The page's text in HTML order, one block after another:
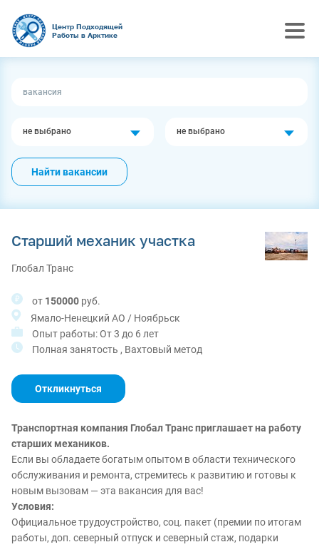
Центр Подходящей
Работы в Арктике
не выбрано не выбрано
Найти вакансии
Старший механик участка
Глобал Транс
от 150000 руб.
Ямало-Ненецкий АО / Ноябрьск
Опыт работы: От 3 до 6 лет
Полная занятость , Вахтовый метод
Откликнуться
Транспортная компания Глобал Транс приглашает на работу
старших механиков.
Если вы обладаете богатым опытом в области технического
обслуживания и ремонта, стремитесь к развитию и готовы к
новым вызовам — эта вакансия для вас!
Условия:
Официальное трудоустройство, соц. пакет (премии по итогам
работы, доп. северный отпуск и северный стаж, подарки